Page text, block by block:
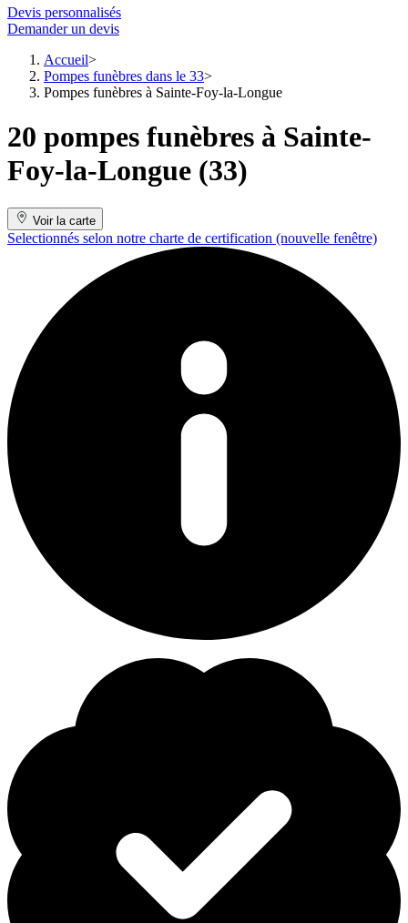
Devis personnalisés
Demander un devis
Accueil
Pompes funèbres dans le 33
Pompes funèbres à Sainte-Foy-la-Longue
20 pompes funèbres à Sainte-
Foy-la-Longue (33)
Voir la carte
Selectionnés selon notre charte de certification (nouvelle fenêtre)